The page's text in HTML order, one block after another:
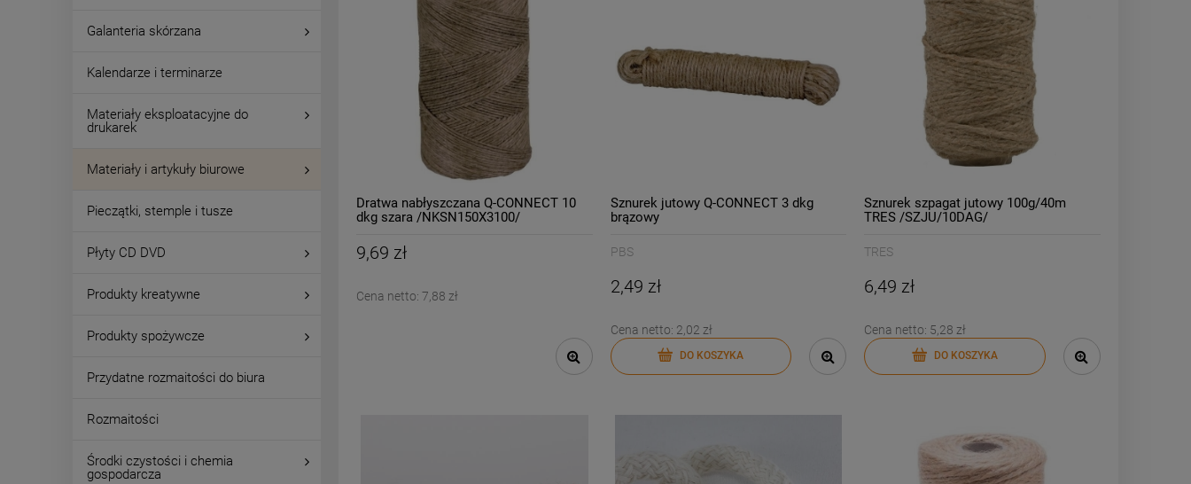
Galanteria skórzana
Kalendarze i terminarze
Materiały eksploatacyjne do
drukarek
Materiały i artykuły biurowe
Pieczątki, stemple i tusze
Płyty CD DVD
Produkty kreatywne
Produkty spożywcze
Przydatne rozmaitości do biura
Rozmaitości
Środki czystości i chemia
gospodarcza
Dratwa nabłyszczana Q-CONNECT 10
dkg szara /NKSN150X3100/
9,69 zł
Cena netto: 7,88 zł
Sznurek jutowy Q-CONNECT 3 dkg
brązowy
PBS
2,49 zł
Cena netto: 2,02 zł
DO KOSZYKA
Sznurek szpagat jutowy 100g/40m
TRES /SZJU/10DAG/
TRES
6,49 zł
Cena netto: 5,28 zł
DO KOSZYKA